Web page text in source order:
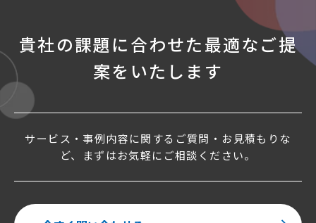
貴社の課題に合わせた最適なご提
案をいたします
サービス・事例内容に関するご質問・お見積もりな
ど、まずはお気軽にご相談ください。